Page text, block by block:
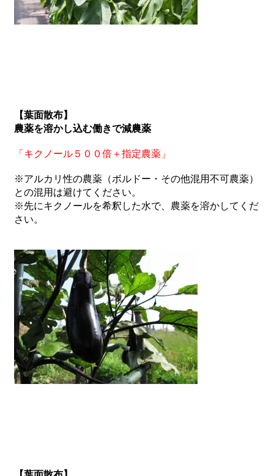
【葉面散布】
農薬を溶かし込む働きで減農薬
「キクノール５００倍＋指定農薬」
※アルカリ性の農薬（ボルドー・その他混用不可農薬）
との混用は避けてください。
※先にキクノールを希釈した水で、農薬を溶かしてくだ
さい。